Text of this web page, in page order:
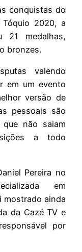
conquistas do
2020, a
21 medalhas,
bronzes.
valendo
em um evento
versão de
pessoais são
não saiam
a todo
Pereira no
em
mostrado ainda
da Cazé TV e
por